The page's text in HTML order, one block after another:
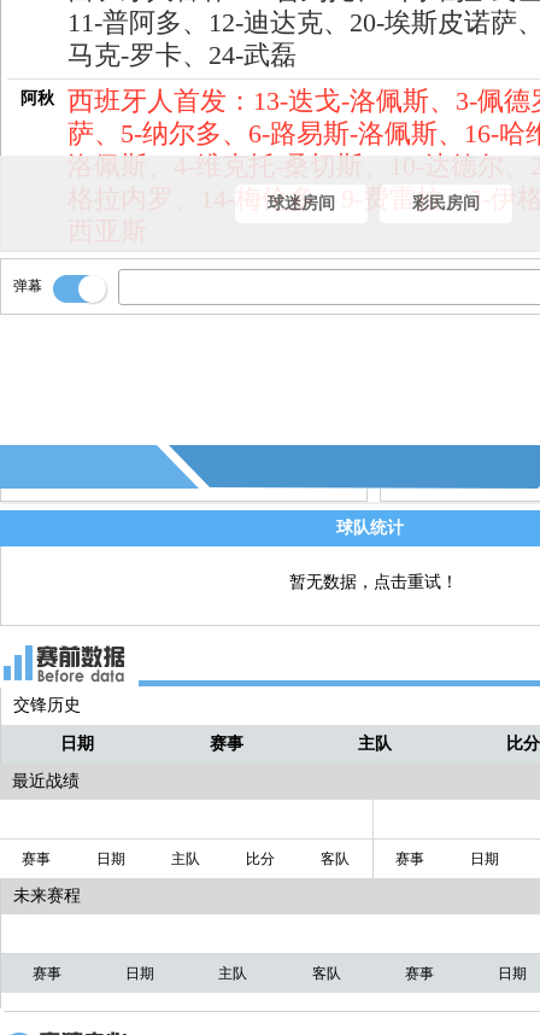
11-普阿多、12-迪达克、20-埃斯皮诺萨
马克-罗卡、24-武磊
阿秋
西班牙人首发：13-迭戈-洛佩斯、3-佩德
萨、5-纳尔多、6-路易斯-洛佩斯、16-哈
格拉内罗、14-梅伦多、9-费雷拉、7-伊
小明
西班牙人将会迎来新赛季的首个正式比
赛！！他们将会在欧联杯资格赛迎来冰
我们也可以看看西班牙人新赛季的状
球迷房间 彩民房间
弹幕
球队统计
暂无数据，点击重试！
交锋历史
日期 赛事 主队 比分
最近战绩
赛事 日期 主队 比分 客队 赛事 日期
未来赛程
赛事 日期 主队 客队 赛事 日期